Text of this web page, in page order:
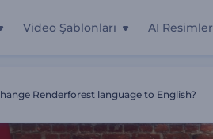
Video Şablonları AI Resimler
Renderforest language to English?